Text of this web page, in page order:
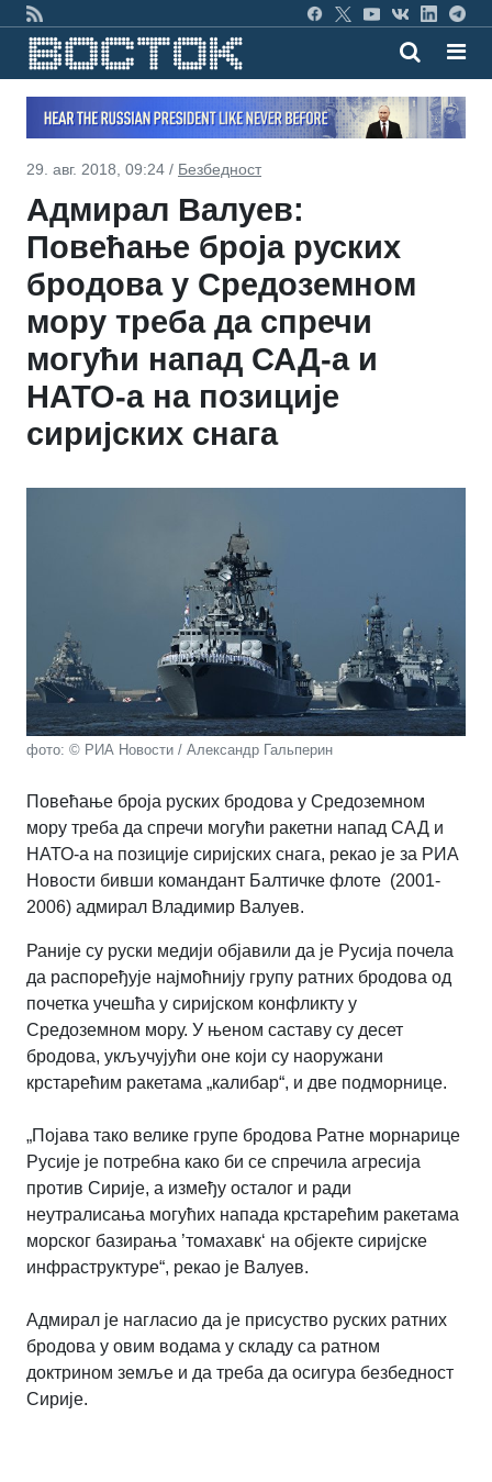
29. авг. 2018, 09:24 / Безбедност
Адмирал Валуев:
Повећање броја руских
бродова у Средоземном
мору треба да спречи
могући напад САД-а и
НАТО-а на позиције
сиријских снага
фото: © РИА Новости / Александр Гальперин
Повећање броја руских бродова у Средоземном
мору треба да спречи могући ракетни напад САД и
НАТО-а на позиције сиријских снага, рекао је за РИА
Новости бивши командант Балтичке флоте (2001-
2006) адмирал Владимир Валуев.
Раније су руски медији објавили да је Русија почела
да распоређује најмоћнију групу ратних бродова од
почетка учешћа у сиријском конфликту у
Средоземном мору. У њеном саставу су десет
бродова, укључујући оне који су наоружани
крстарећим ракетама „калибар“, и две подморнице.
„Појава тако велике групе бродова Ратне морнарице
Русије је потребна како би се спречила агресија
против Сирије, а између осталог и ради
неутралисања могућих напада крстарећим ракетама
морског базирања ’томахавк‘ на објекте сиријске
инфраструктуре“, рекао је Валуев.
Адмирал је нагласио да је присуство руских ратних
бродова у овим водама у складу са ратном
доктрином земље и да треба да осигура безбедност
Сирије.